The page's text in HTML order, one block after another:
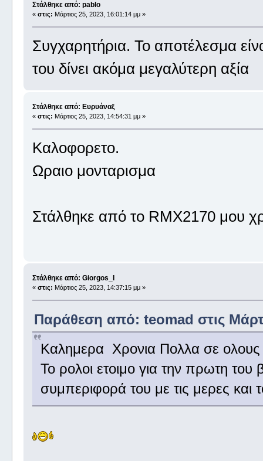
Στάλθηκε από: pablo
« στις: Μάρτιος 25, 2023, 16:01:14 μμ »
Συγχαρητήρια. Το αποτέλεσμα
του δίνει ακόμα μεγαλύτερη αξία
Στάλθηκε από: Ευρυάναξ
« στις: Μάρτιος 25, 2023, 14:54:31 μμ »
Καλοφορετο.
Ωραιο μονταρισμα
Στάλθηκε από το RMX2170 μου
Στάλθηκε από: Giorgos_I
« στις: Μάρτιος 25, 2023, 14:37:15 μμ »
Παράθεση από: teomad στις
Καλημερα Χρονια Πολλα σε ολους
Το ρολοι ετοιμο για την πρωτη
συμπεριφορά του με τις μερες και